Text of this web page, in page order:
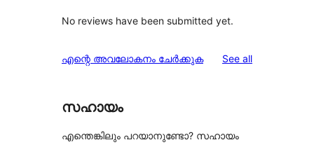
No reviews have been submitted yet.
എന്റെ അവലോകനം ചേർക്കുക See allreviews
സഹായം
എന്തെങ്കിലും പറയാനുണ്ടോ? സഹായം